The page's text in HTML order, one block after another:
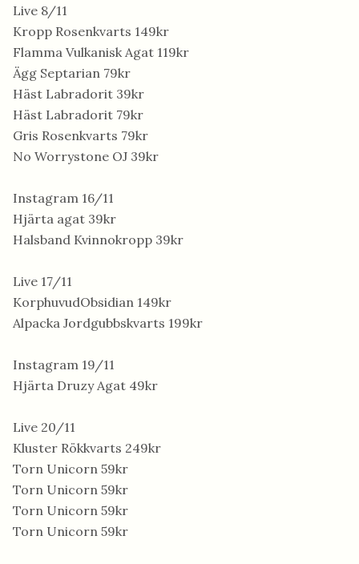
Live 8/11
Kropp Rosenkvarts 149kr
Flamma Vulkanisk Agat 119kr
Ägg Septarian 79kr
Häst Labradorit 39kr
Häst Labradorit 79kr
Gris Rosenkvarts 79kr
No Worrystone OJ 39kr
Instagram 16/11
Hjärta agat 39kr
Halsband Kvinnokropp 39kr
Live 17/11
KorphuvudObsidian 149kr
Alpacka Jordgubbskvarts 199kr
Instagram 19/11
Hjärta Druzy Agat 49kr
Live 20/11
Kluster Rökkvarts 249kr
Torn Unicorn 59kr
Torn Unicorn 59kr
Torn Unicorn 59kr
Torn Unicorn 59kr